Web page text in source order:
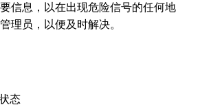
信息，以在出现危险信号的任何地
理员，以便及时解决。
态